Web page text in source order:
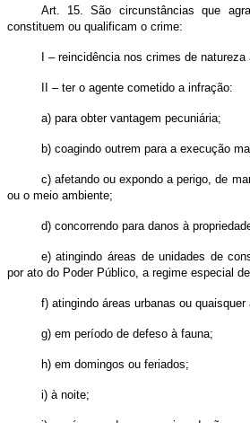
Art. 15. São circunstâncias que
constituem ou qualificam o crime:
I – reincidência nos crimes de natureza
II – ter o agente cometido a infração:
a) para obter vantagem pecuniária;
b) coagindo outrem para a execução
c) afetando ou expondo a perigo, de
ou o meio ambiente;
d) concorrendo para danos à
e) atingindo áreas de unidades de
por ato do Poder Público, a regime especial
f) atingindo áreas urbanas ou
g) em período de defeso à fauna;
h) em domingos ou feriados;
i) à noite;